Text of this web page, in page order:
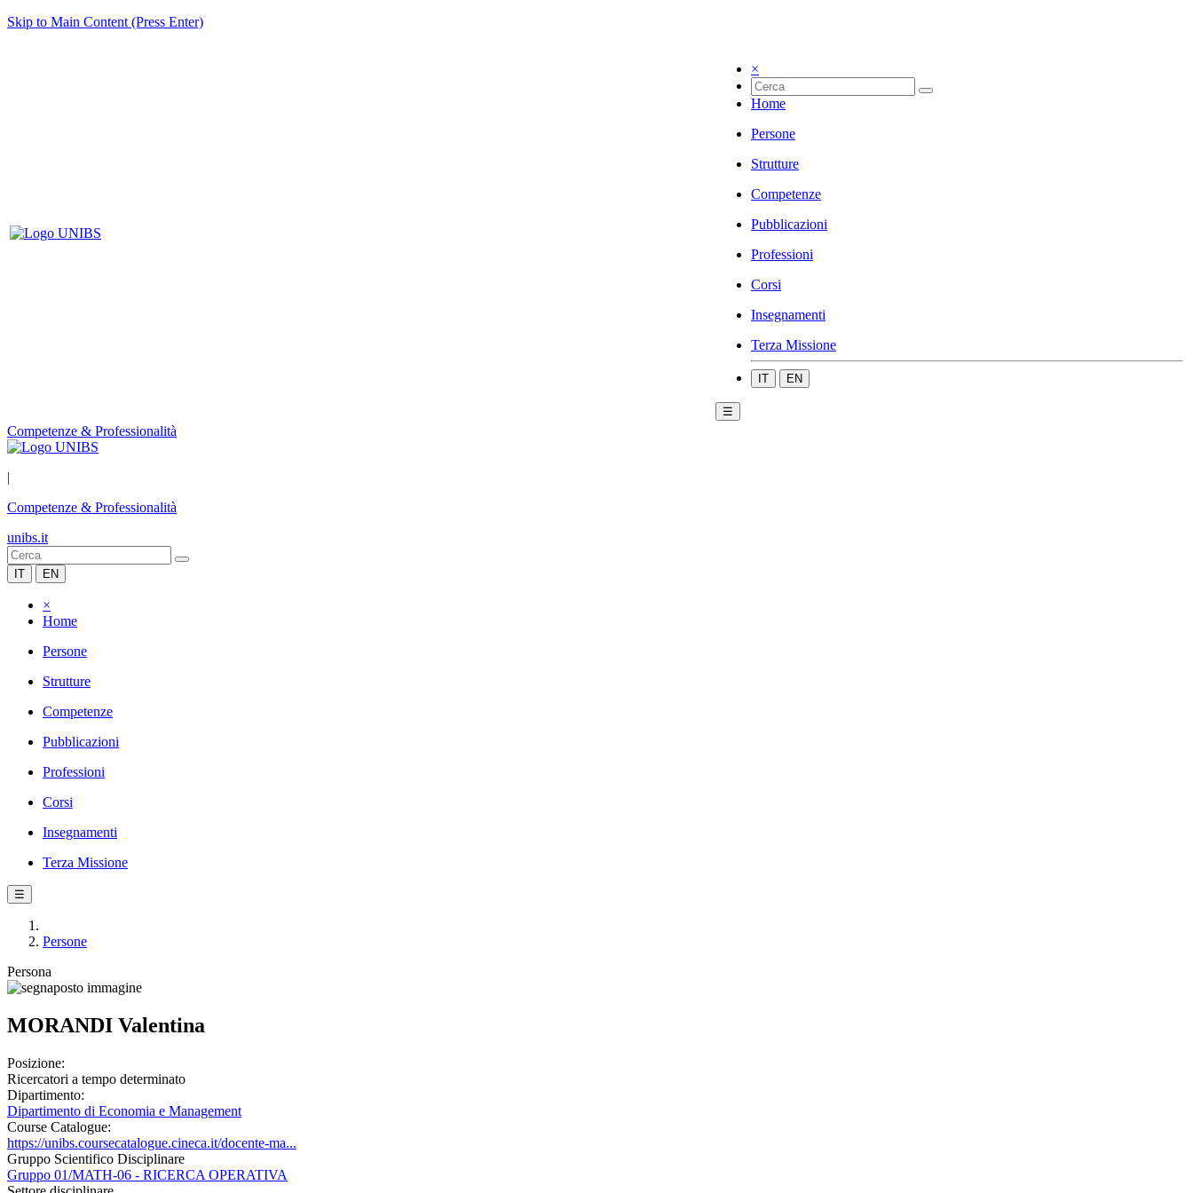
Skip to Main Content (Press Enter)
×
Home
Persone
Strutture
Competenze
Pubblicazioni
Professioni
Corsi
Insegnamenti
Terza Missione
IT EN
☰
Competenze & Professionalità
|
Competenze & Professionalità
unibs.it
IT EN
×
Home
Persone
Strutture
Competenze
Pubblicazioni
Professioni
Corsi
Insegnamenti
Terza Missione
☰
Persone
Persona
MORANDI Valentina
Posizione:
Ricercatori a tempo determinato
Dipartimento:
Dipartimento di Economia e Management
Course Catalogue:
https://unibs.coursecatalogue.cineca.it/docente-ma...
Gruppo Scientifico Disciplinare
Gruppo 01/MATH-06 - RICERCA OPERATIVA